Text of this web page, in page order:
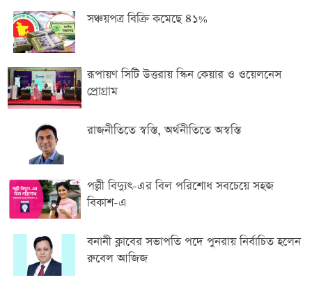
সঞ্চয়পত্র বিক্রি কমেছে ৪১%
রূপায়ণ সিটি উত্তরায় স্কিন কেয়ার ও ওয়েলনেস
প্রোগ্রাম
রাজনীতিতে স্বস্তি, অর্থনীতিতে অস্বস্তি
পল্লী বিদ্যুৎ-এর বিল পরিশোধ সবচেয়ে সহজ
বিকাশ-এ
বনানী ক্লাবের সভাপতি পদে পুনরায় নির্বাচিত হলেন
রুবেল আজিজ